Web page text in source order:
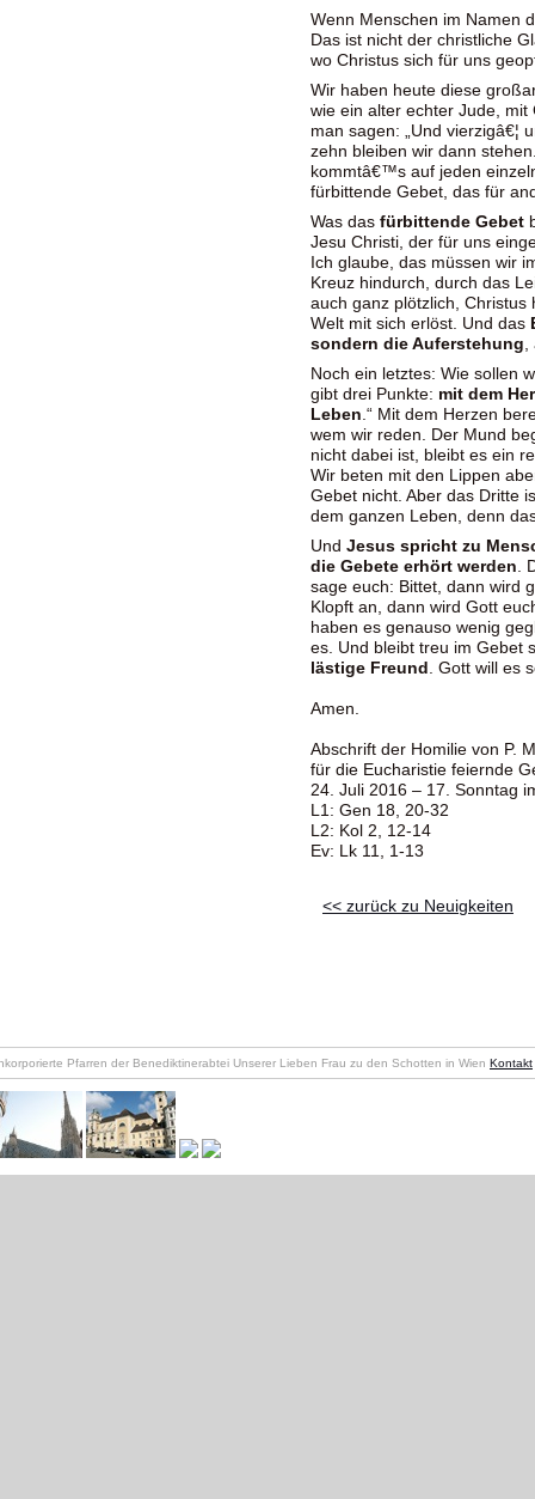
Wenn Menschen im Namen
Das ist nicht der christliche
wo Christus sich für uns
Wir haben heute diese
wie ein alter echter Jude,
man sagen: „Und vierzigâ€¦
zehn bleiben wir dann
kommtâ€™s auf jeden
fürbittende Gebet, das für
Was das fürbittende Gebet
Jesu Christi, der für uns
Ich glaube, das müssen wir
Kreuz hindurch, durch das
auch ganz plötzlich,
Welt mit sich erlöst. Und das
sondern die Auferstehung
Noch ein letztes: Wie sollen
gibt drei Punkte: mit dem
Leben .“ Mit dem Herzen
wem wir reden. Der Mund
nicht dabei ist, bleibt es ein
Wir beten mit den Lippen
Gebet nicht. Aber das Dritte
dem ganzen Leben, denn
Und Jesus spricht zu
die Gebete erhört werden .
sage euch: Bittet, dann wird
Klopft an, dann wird Gott
haben es genauso wenig
es. Und bleibt treu im Gebet
lästige Freund
. Gott will es
Amen.
Abschrift der Homilie von P.
für die Eucharistie feiernde
24. Juli 2016 – 17. Sonntag
L1: Gen 18, 20-32
L2: Kol 2, 12-14
Ev: Lk 11, 1-13
<< zurück zu Neuigkeiten
Pfarren der Benediktinerabtei Unserer Lieben Frau zu den Schotten in Wien Kontakt